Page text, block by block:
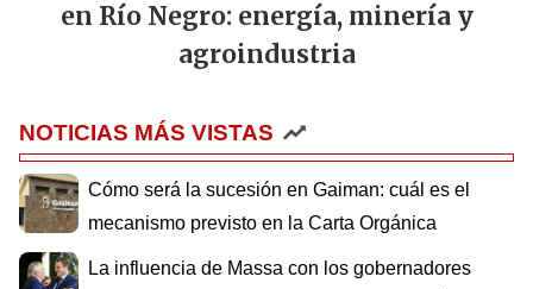
en Río Negro: energía, minería y
agroindustria
NOTICIAS MÁS VISTAS
Cómo será la sucesión en Gaiman: cuál es el
mecanismo previsto en la Carta Orgánica
La influencia de Massa con los gobernadores